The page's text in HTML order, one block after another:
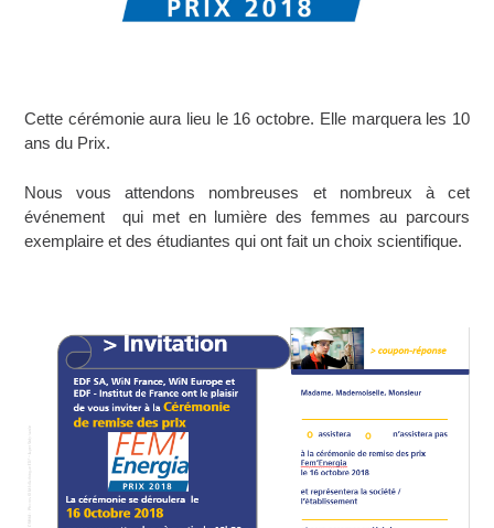
Cette cérémonie aura lieu le 16 octobre. Elle marquera les 10
ans du Prix.
Nous vous attendons nombreuses et nombreux à cet
événement qui met en lumière des femmes au parcours
exemplaire et des étudiantes qui ont fait un choix scientifique.